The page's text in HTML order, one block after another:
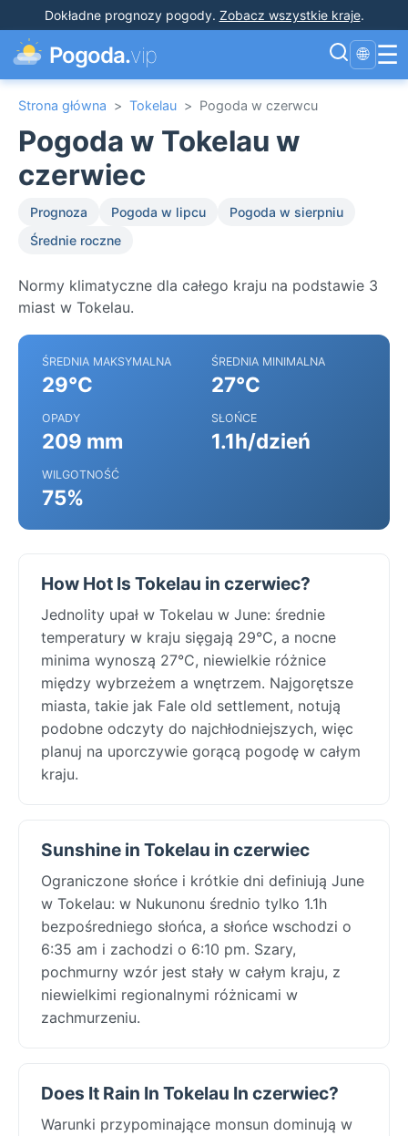
Dokładne prognozy pogody. Zobacz wszystkie kraje.
Pogoda.vip 🌐 ☰
Strona główna > Tokelau > Pogoda w czerwcu
Pogoda w Tokelau w
czerwiec
Prognoza Pogoda w lipcu
Pogoda w sierpniu
Średnie roczne
Normy klimatyczne dla całego kraju na podstawie 3
miast w Tokelau.
ŚREDNIA MAKSYMALNA
29°C
ŚREDNIA MINIMALNA
27°C
OPADY
209 mm
SŁOŃCE
1.1h/dzień
WILGOTNOŚĆ
75%
How Hot Is Tokelau in czerwiec?
Jednolity upał w Tokelau w June: średnie
temperatury w kraju sięgają 29°C, a nocne
minima wynoszą 27°C, niewielkie różnice
między wybrzeżem a wnętrzem. Najgorętsze
miasta, takie jak Fale old settlement, notują
podobne odczyty do najchłodniejszych, więc
planuj na uporczywie gorącą pogodę w całym
kraju.
Sunshine in Tokelau in czerwiec
Ograniczone słońce i krótkie dni definiują June
w Tokelau: w Nukunonu średnio tylko 1.1h
bezpośredniego słońca, a słońce wschodzi o
6:35 am i zachodzi o 6:10 pm. Szary,
pochmurny wzór jest stały w całym kraju, z
niewielkimi regionalnymi różnicami w
zachmurzeniu.
Does It Rain In Tokelau In czerwiec?
Warunki przypominające monsun dominują w